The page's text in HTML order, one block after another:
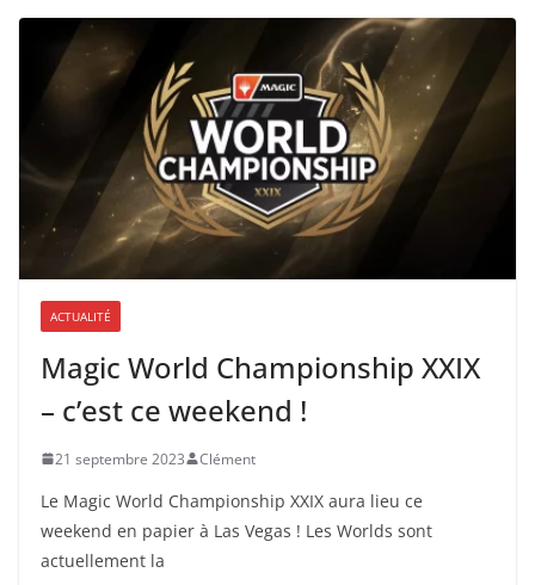
ACTUALITÉ
Magic World Championship XXIX
– c’est ce weekend !
21 septembre 2023 Clément
Le Magic World Championship XXIX aura lieu ce
weekend en papier à Las Vegas ! Les Worlds sont
actuellement la